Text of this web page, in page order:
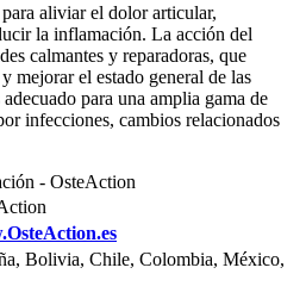
aliviar el dolor articular,
la inflamación. La acción del
calmantes y reparadoras, que
mejorar el estado general de las
para una amplia gama de
infecciones, cambios relacionados
- OsteAction
Bolivia, Chile, Colombia, México,